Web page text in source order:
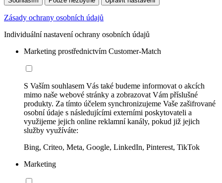
Zásady ochrany osobních údajů
Individuální nastavení ochrany osobních údajů
Marketing prostřednictvím Customer-Match
S Vaším souhlasem Vás také budeme informovat o akcích
mimo naše webové stránky a zobrazovat Vám příslušné
produkty. Za tímto účelem synchronizujeme Vaše zašifrované
osobní údaje s následujícími externími poskytovateli a
využijeme jejich online reklamní kanály, pokud již jejich
služby využíváte:
Bing, Criteo, Meta, Google, LinkedIn, Pinterest, TikTok
Marketing